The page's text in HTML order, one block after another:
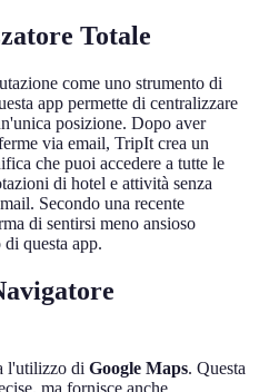
Totale
come uno strumento di
app permette di centralizzare
posizione. Dopo aver
via email, TripIt crea un
che puoi accedere a tutte le
di hotel e attività senza
Secondo una recente
di sentirsi meno ansioso
questa app.
l'utilizzo di Google Maps. Questa
ma fornisce anche